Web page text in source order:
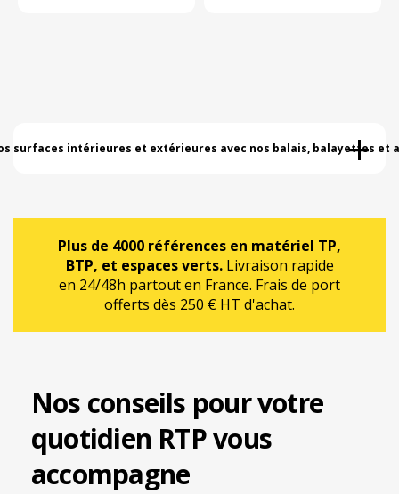
surfaces intérieures et extérieures avec nos balais, balayettes et
+
Plus de 4000 références en matériel TP,
BTP, et espaces verts.Livraison rapide
en 24/48h partout en France. Frais de port
offerts dès 250 € HT d'achat.
Nos conseils pour votre
quotidien RTP vous
accompagne